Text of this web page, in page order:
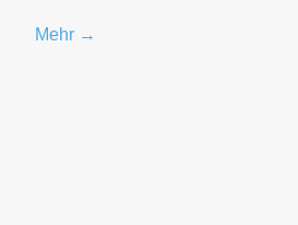
Mehr →